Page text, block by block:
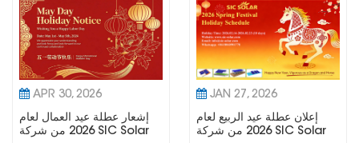
APR 30, 2026
إشعار عطلة عيد العمال لعام
2026 من شركة SIC Solar
JAN 27, 2026
إعلان عطلة عيد الربيع لعام
2026 من شركة SIC Solar